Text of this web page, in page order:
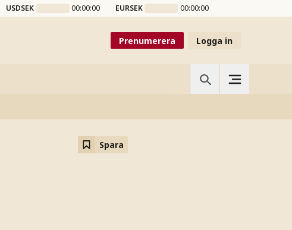
USDSEK 00:00:00 EURSEK 00:00:00
Prenumerera Logga in
Spara